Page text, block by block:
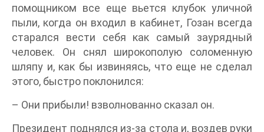
помощником все еще вьется клубок уличной
пыли, когда он входил в кабинет, Гозан всегда
старался вести себя как самый заурядный
человек. Он снял широкополую соломенную
шляпу и, как бы извиняясь, что еще не сделал
этого, быстро поклонился:
– Они прибыли! взволнованно сказал он.
Президент поднялся из-за стола и, воздев руки